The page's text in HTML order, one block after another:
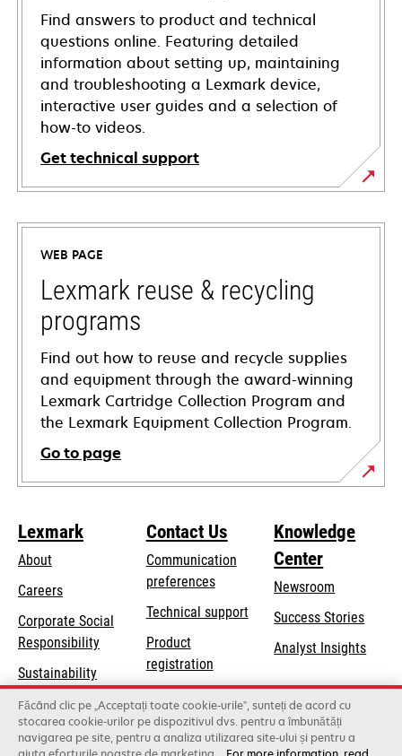
Find answers to product and technical
questions online. Featuring detailed
information about setting up, maintaining
and troubleshooting a Lexmark device,
interactive user guides and a selection of
how-to videos.
Get technical support
opens
in
new
tab
WEB PAGE
Lexmark reuse & recycling
programs
Find out how to reuse and recycle supplies
and equipment through the award-winning
Lexmark Cartridge Collection Program and
the Lexmark Equipment Collection Program.
Go to page
Lexmark
About
Careers
Corporate Social
Responsibilityopens
a
new
tab
Sustainability
Lexmark Partners
Contact Us
Communication
preferences
Technical supportopens
Product
registration
Find a dealer
List of wholesalers
Knowledge
Center
Newsroom
Success Stories
Analyst Insights
Făcând clic pe „Acceptați toate cookie-urile”, sunteți de acord cu
stocarea cookie-urilor pe dispozitivul dvs. pentru a îmbunătăți
navigarea pe site, pentru a analiza utilizarea site-ului și pentru a